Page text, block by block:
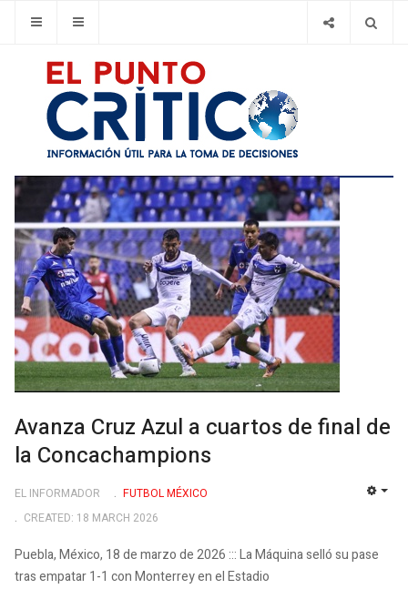
Avanza Cruz Azul a cuartos de final de
la Concachampions
EL INFORMADOR
FUTBOL MÉXICO
CREATED: 18 MARCH 2026
Puebla, México, 18 de marzo de 2026 ::: La Máquina selló su pase
tras empatar 1-1 con Monterrey en el Estadio